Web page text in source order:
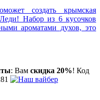
создать крымская
Набор из 6 кусочков
ароматами духов, это
: Вам скидка 20%! Код